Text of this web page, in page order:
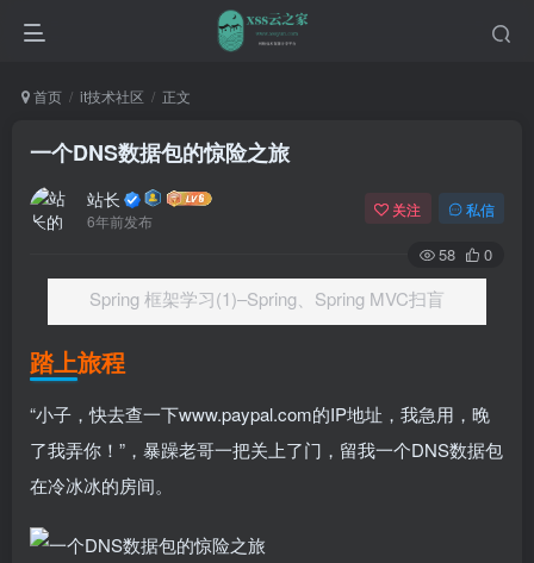
首页 it技术社区 正文
一个DNS数据包的惊险之旅
站长
6年前发布
关注 私信
58 0
Spring 框架学习(1)–Spring、Spring MVC扫盲
踏上旅程
“小子，快去查一下www.paypal.com的IP地址，我急用，晚
了我弄你！”，暴躁老哥一把关上了门，留我一个DNS数据包
在冷冰冰的房间。